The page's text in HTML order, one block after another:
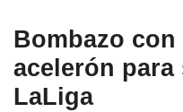
Bombazo
acelerón para
LaLiga